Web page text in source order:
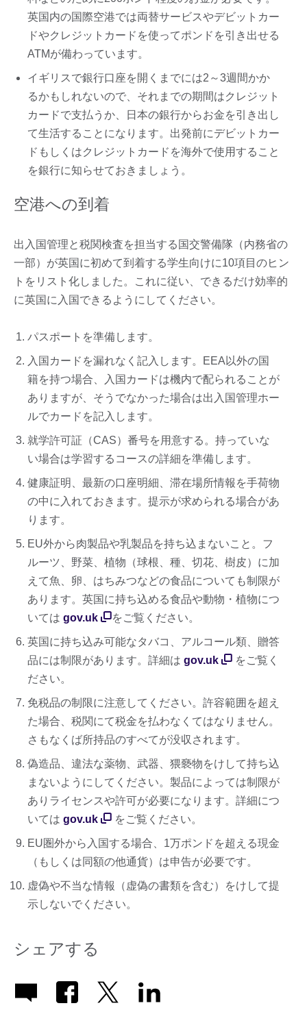
英国内の国際空港では両替サービスやデビットカー
ドやクレジットカードを使ってポンドを引き出せる
ATMが備わっています。
イギリスで銀行口座を開くまでには2～3週間かか
るかもしれないので、それまでの期間はクレジット
カードで支払うか、日本の銀行からお金を引き出し
て生活することになります。出発前にデビットカー
ドもしくはクレジットカードを海外で使用すること
を銀行に知らせておきましょう。
空港への到着
出入国管理と税関検査を担当する国交警備隊（内務省の
一部）が英国に初めて到着する学生向けに10項目のヒン
トをリスト化しました。これに従い、できるだけ効率的
に英国に入国できるようにしてください。
パスポートを準備します。
入国カードを漏れなく記入します。EEA以外の国
籍を持つ場合、入国カードは機内で配られることが
ありますが、そうでなかった場合は出入国管理ホー
ルでカードを記入します。
就学許可証（CAS）番号を用意する。持っていな
い場合は学習するコースの詳細を準備します。
健康証明、最新の口座明細、滞在場所情報を手荷物
の中に入れておきます。提示が求められる場合があ
ります。
EU外から肉製品や乳製品を持ち込まないこと。フ
ルーツ、野菜、植物（球根、種、切花、樹皮）に加
えて魚、卵、はちみつなどの食品についても制限が
あります。英国に持ち込める食品や動物・植物につ
いては gov.uk をご覧ください。
英国に持ち込み可能なタバコ、アルコール類、贈答
品には制限があります。詳細は gov.uk
をご覧く
ださい。
免税品の制限に注意してください。許容範囲を超え
た場合、税関にて税金を払わなくてはなりません。
さもなくば所持品のすべてが没収されます。
偽造品、違法な薬物、武器、猥褻物をけして持ち込
まないようにしてください。製品によっては制限が
ありライセンスや許可が必要になります。詳細につ
いては gov.uk をご覧ください。
EU圏外から入国する場合、1万ポンドを超える現金
（もしくは同額の他通貨）は申告が必要です。
虚偽や不当な情報（虚偽の書類を含む）をけして提
示しないでください。
シェアする